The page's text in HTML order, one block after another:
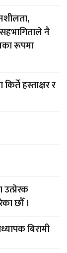
सहभागिताले नै
रूपमा
हस्ताक्षर र
छौँ ।
बिरामी